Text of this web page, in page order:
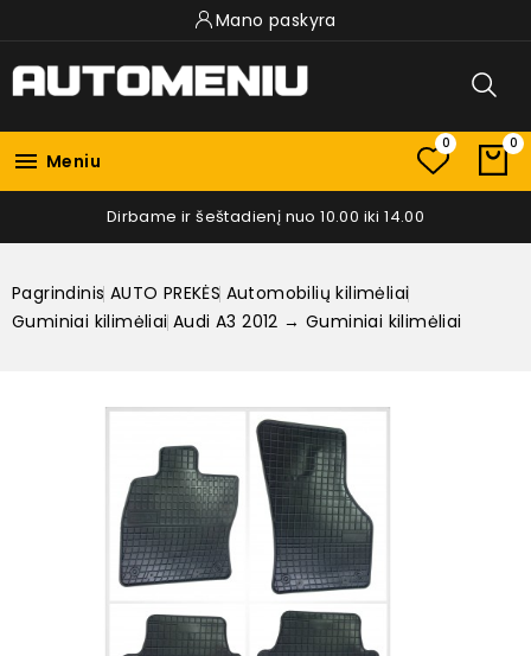
Mano paskyra
 Meniu
0 0
Dirbame ir šeštadienį nuo 10.00 iki 14.00
Pagrindinis AUTO PREKĖS Automobilių kilimėliai
Guminiai kilimėliai Audi A3 2012 → Guminiai kilimėliai